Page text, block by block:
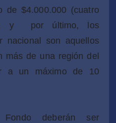
de $4.000.000 (cuatro
y por último, los
nacional son aquellos
más de una región del
a un máximo de 10
deberán ser